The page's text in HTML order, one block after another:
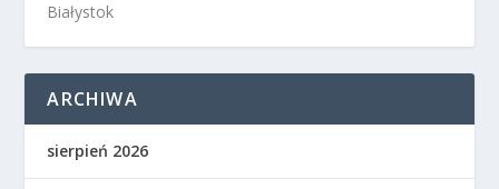
Białystok
ARCHIWA
sierpień 2026